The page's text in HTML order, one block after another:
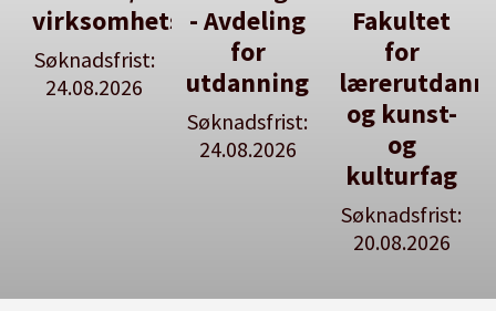
- Avdeling
for
utdanning
Fakultet
for
lærerutdanning
og kunst-
og
du utlyse
en ledig
stilling
Se våre
stillingspakker